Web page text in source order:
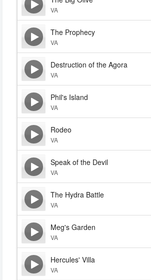
VA
The Prophecy
VA
Destruction of the Agora
VA
Phil's Island
VA
Rodeo
VA
Speak of the Devil
VA
The Hydra Battle
VA
Meg's Garden
VA
Hercules' Villa
VA